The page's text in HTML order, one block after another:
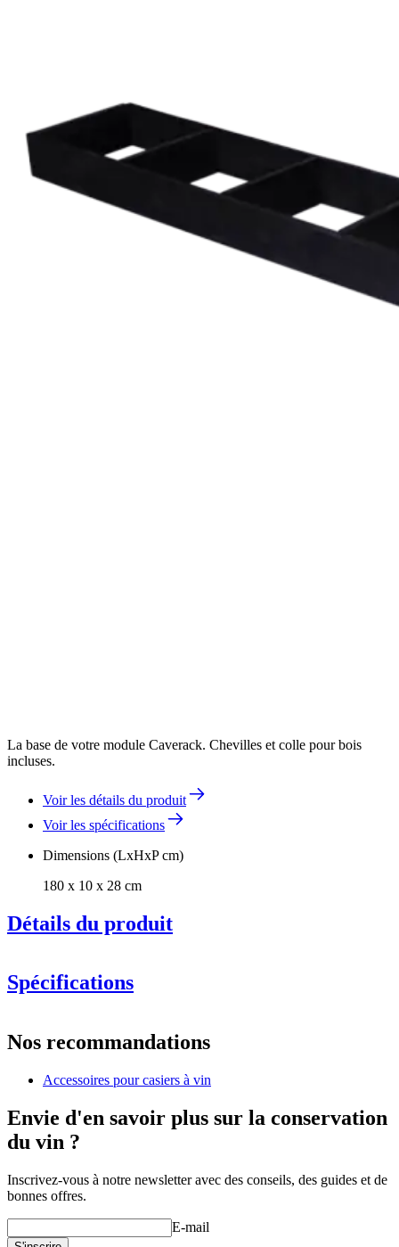
La base de votre module Caverack. Chevilles et colle pour bois
incluses.
Voir les détails du produit
Voir les spécifications
Dimensions (LxHxP cm)
180 x 10 x 28 cm
Détails du produit
souhaitez commander l’ancien modèle en fonction de vos
modèles précédents, veuillez nous contacter.
Spécifications
Numéro de produitS403
Général
Placement
FabricantCaverack
Finition
Dimensions (LxHxP cm)
Hauteur (cm)10
Largeur (cm)180
Nos recommandations
Accessoires pour casiers à vin
Envie d'en savoir plus sur la conservation
du vin ?
Inscrivez-vous à notre newsletter avec des conseils, des guides et de
bonnes offres.
E-mail